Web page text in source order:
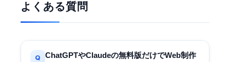
よくある質問
Q
ChatGPTやClaudeの無料版だけでWeb制作